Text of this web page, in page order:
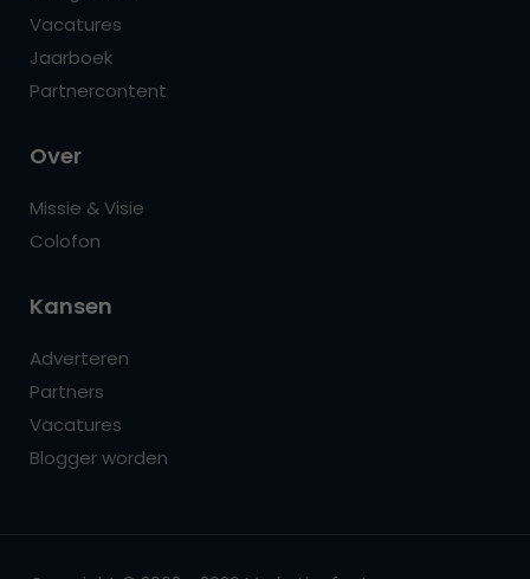
Vacatures
Jaarboek
Partnercontent
Over
Missie & Visie
Colofon
Kansen
Adverteren
Partners
Vacatures
Blogger worden